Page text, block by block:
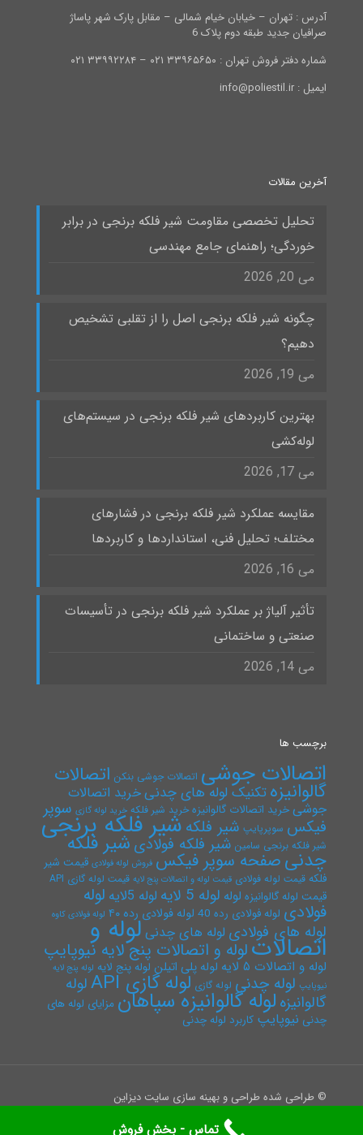
آدرس : تهران – خیابان خیام شمالی – مقابل پارک شهر پاساژ
صرافیان جدید طبقه دوم پلاک 6
شماره دفتر فروش تهران : ۳۳۹۶۵۶۵۰ ۰۲۱ – ۳۳۹۹۲۲۸۴ ۰۲۱
ایمیل : info@poliestil.ir
آخرین مقالات
تحلیل تخصصی مقاومت شیر فلکه برنجی در برابر
خوردگی؛ راهنمای جامع مهندسی
می 20, 2026
چگونه شیر فلکه برنجی اصل را از تقلبی تشخیص
دهیم؟
می 19, 2026
بهترین کاربردهای شیر فلکه برنجی در سیستم‌های
لوله‌کشی
می 17, 2026
مقایسه عملکرد شیر فلکه برنجی در فشارهای
مختلف؛ تحلیل فنی، استانداردها و کاربردها
می 16, 2026
تأثیر آلیاژ بر عملکرد شیر فلکه برنجی در تأسیسات
صنعتی و ساختمانی
می 14, 2026
برچسب ها
اتصالات جوشی اتصالات جوشی بنکن اتصالات
گالوانیزهتکنیک لوله های چدنیخرید اتصالات
جوشیخرید اتصالات گالوانیزه خرید شیر فلکه خرید لوله گازی سوپر
فیکس سوپرپایپ شیر فلکه شیر فلکه برنجی
شیر فلکه برنجی سامین شیر فلکه فولادی شیر فلکه
چدنیصفحه سوپر فیکس فروش لوله فولادی قیمت شیر
فلکه قیمت لوله فولادی قیمت لوله و اتصالات پنج لایه قیمت لوله گازی API
قیمت لوله گالوانیزه لوله لوله 5 لایه لوله 5لایه لوله
فولادی لوله فولادی رده 40 لوله فولادی رده ۴۰ لوله فولادی کاوه
لوله های فولادی لوله های چدنی لوله و اتصالاتلوله و اتصالات پنج لایه نیوپایپ
لوله و اتصالات ۵ لایه لوله پلی اتیلن لوله پنج لایه لوله پنج لایه
نیوپایپ لوله چدنی لوله گازی لوله گازی API لوله
گالوانیزه لوله گالوانیزه سپاهان مزایای لوله های
چدنی نیوپایپ کاربرد لوله چدنی
© طراحی شده طراحی و بهینه سازی سایت دیزاین
تماس - بخش فروش